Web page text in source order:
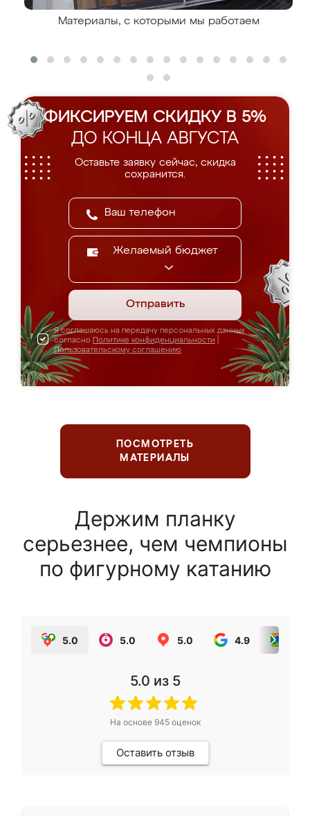
Материалы, с которыми мы работаем
ФИКСИРУЕМ СКИДКУ В 5%
ДО КОНЦА АВГУСТА
Оставьте заявку сейчас, скидка
сохранится.
Желаемый бюджет
Отправить
Я соглашаюсь на передачу персональных данных
согласно Политике конфиденциальности
Пользовательскому соглашению
ПОСМОТРЕТЬ
МАТЕРИАЛЫ
Держим планку
серьезнее, чем чемпионы
по фигурному катанию
5.0 5.0 5.0 4.9
5.0 из 5
На основе 945оценок
Оставить отзыв